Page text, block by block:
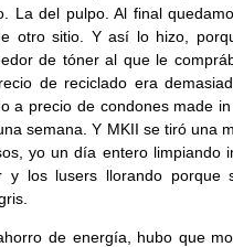
La del pulpo. Al final
otro sitio. Y así lo hizo,
de tóner al que le
de reciclado era
a precio de condones made
semana. Y MKII se tiró una
yo un día entero limpiando
los lusers llorando porque
de energía, hubo que